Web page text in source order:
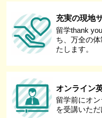
充実の現地
留学thank
ち、万全の
たします。
オンライン
留学前にオ
を受講いただ